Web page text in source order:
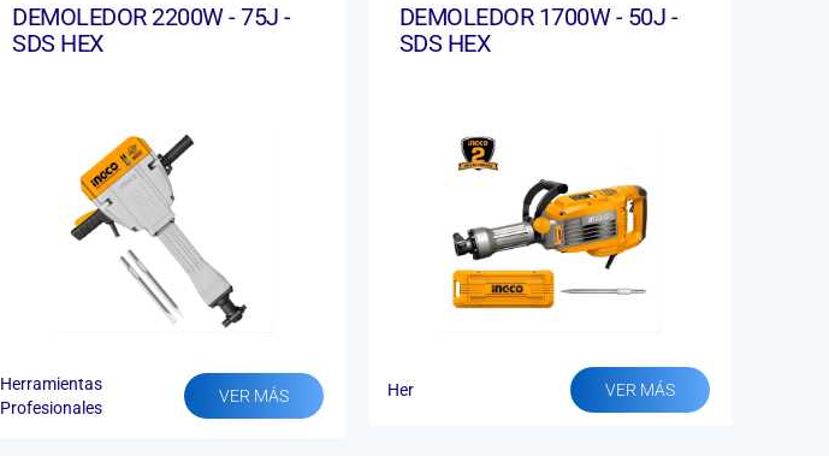
DEMOLEDOR 2200W - 75J -
SDS HEX
Herramientas
Profesionales
VER MÁS
DEMOLEDOR 1700W - 50J -
SDS HEX
Her VER MÁS